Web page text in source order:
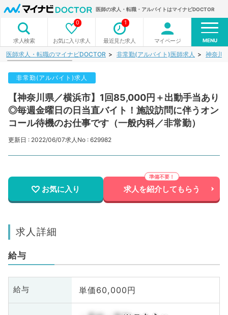
医師の求人・転職・アルバイトはマイナビDOCTOR
求人検索 お気に入り求人
0
最近見た求人
1
マイページ MENU
医師求人・転職のマイナビDOCTOR 非常勤(アルバイト)医師求人 神奈川
非常勤(アルバイト)求人
【神奈川県／横浜市】1回85,000円＋出動手当あり
◎毎週金曜日の日当直バイト！施設訪問に伴うオン
コール待機のお仕事です（一般内科／非常勤）
更新日 : 2022/06/07求人No : 629982
お気に入り 求人を紹介してもらう
求人詳細
給与
給与 単価60,000円